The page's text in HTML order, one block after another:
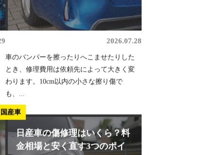
2026.07.28
車のバンパーを擦ったりへこませたりした
とき、修理費用は依頼先によって大きく変
わります。10cm以内の小さな擦り傷で
も、...
国産車
日産車の傷修理はいくら？料
金相場と安く直す3つのポイ